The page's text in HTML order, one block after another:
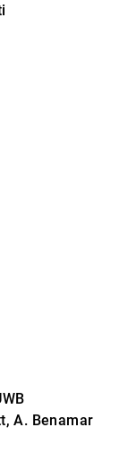
A. Benamar